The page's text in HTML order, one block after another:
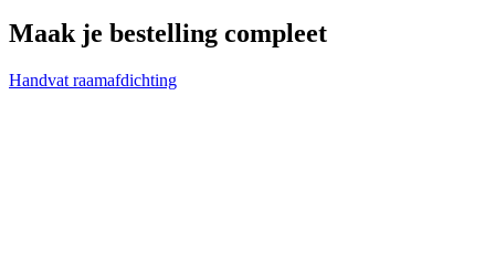
Maak je bestelling compleet
Handvat raamafdichting